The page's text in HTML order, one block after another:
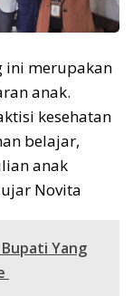
ini merupakan
anak.
kesehatan
belajar,
anak
Novita
Yang